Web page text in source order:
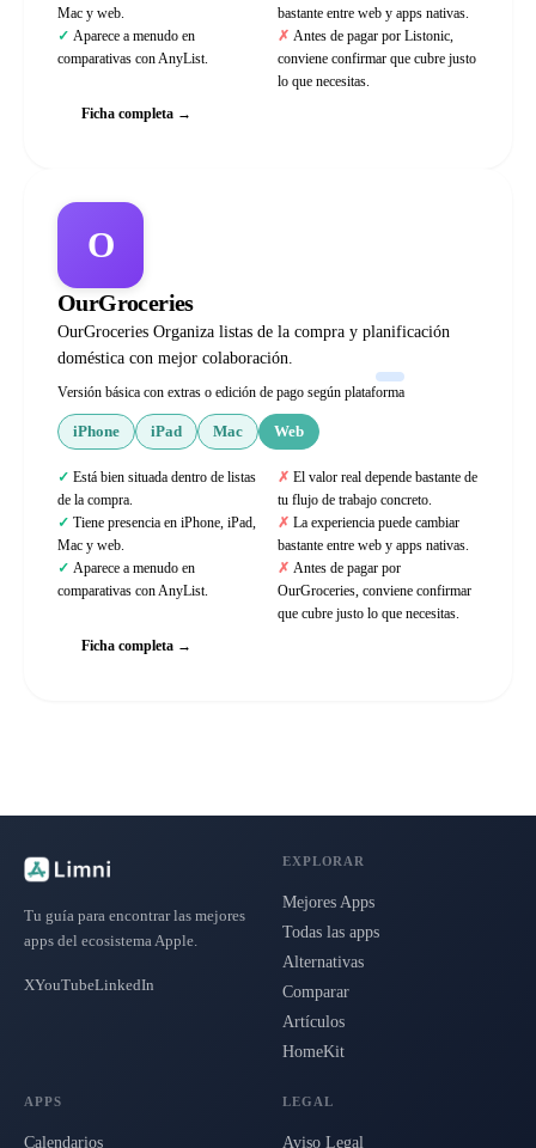
Mac y web.
Aparece a menudo en
comparativas con AnyList.
bastante entre web y apps nativas.
Antes de pagar por Listonic,
conviene confirmar que cubre justo
lo que necesitas.
Ficha completa →
O
OurGroceries
OurGroceries Organiza listas de la compra y planificación
doméstica con mejor colaboración.
Versión básica con extras o edición de pago según plataforma
iPhone iPad Mac Web
Está bien situada dentro de listas
de la compra.
Tiene presencia en iPhone, iPad,
Mac y web.
Aparece a menudo en
comparativas con AnyList.
El valor real depende bastante de
tu flujo de trabajo concreto.
La experiencia puede cambiar
bastante entre web y apps nativas.
Antes de pagar por
OurGroceries, conviene confirmar
que cubre justo lo que necesitas.
Ficha completa →
Tu guía para encontrar las mejores
apps del ecosistema Apple.
XYouTubeLinkedIn
EXPLORAR
Mejores Apps
Todas las apps
Alternativas
Comparar
Artículos
HomeKit
APPS
Calendarios
LEGAL
Aviso Legal